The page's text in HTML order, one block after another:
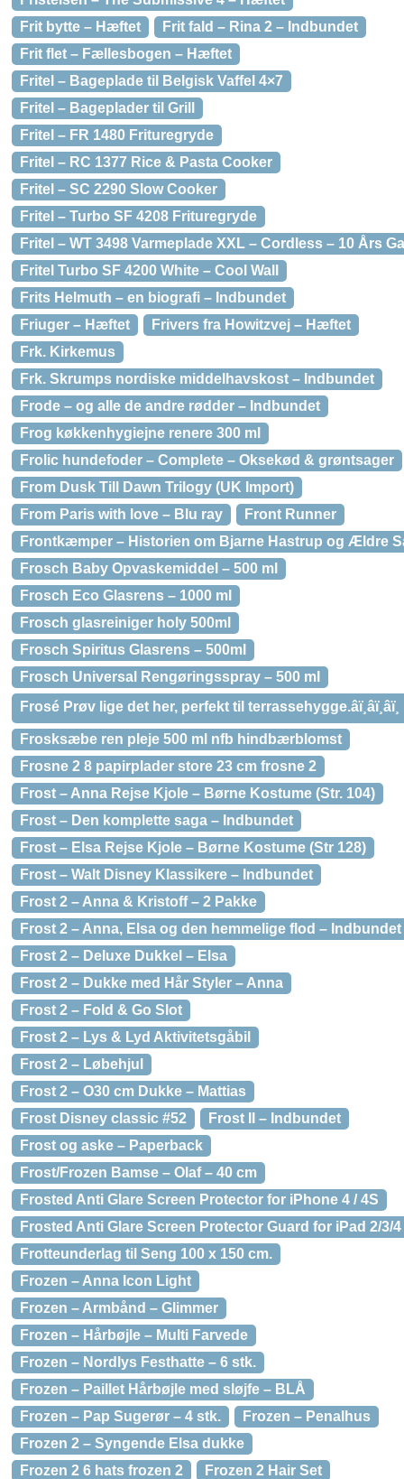
Frit bytte – Hæftet
Frit fald – Rina 2 – Indbundet
Frit flet – Fællesbogen – Hæftet
Fritel – Bageplade til Belgisk Vaffel 4×7
Fritel – Bageplader til Grill
Fritel – FR 1480 Frituregryde
Fritel – RC 1377 Rice & Pasta Cooker
Fritel – SC 2290 Slow Cooker
Fritel – Turbo SF 4208 Frituregryde
Fritel – WT 3498 Varmeplade XXL – Cordless – 10 Års
Fritel Turbo SF 4200 White – Cool Wall
Frits Helmuth – en biografi – Indbundet
Friuger – Hæftet
Frivers fra Howitzvej – Hæftet
Frk. Kirkemus
Frk. Skrumps nordiske middelhavskost – Indbundet
Frode – og alle de andre rødder – Indbundet
Frog køkkenhygiejne renere 300 ml
Frolic hundefoder – Complete – Oksekød & grøntsager
From Dusk Till Dawn Trilogy (UK Import)
From Paris with love – Blu ray
Front Runner
Frontkæmper – Historien om Bjarne Hastrup og Ældre
Frosch Baby Opvaskemiddel – 500 ml
Frosch Eco Glasrens – 1000 ml
Frosch glasreiniger holy 500ml
Frosch Spiritus Glasrens – 500ml
Frosch Universal Rengøringsspray – 500 ml
Frosé Prøv lige det her, perfekt til terrassehygge.âï¸âï¸âï¸
Frosksæbe ren pleje 500 ml nfb hindbærblomst
Frosne 2 8 papirplader store 23 cm frosne 2
Frost – Anna Rejse Kjole – Børne Kostume (Str. 104)
Frost – Den komplette saga – Indbundet
Frost – Elsa Rejse Kjole – Børne Kostume (Str 128)
Frost – Walt Disney Klassikere – Indbundet
Frost 2 – Anna & Kristoff – 2 Pakke
Frost 2 – Anna, Elsa og den hemmelige flod – Indbundet
Frost 2 – Deluxe Dukkel – Elsa
Frost 2 – Dukke med Hår Styler – Anna
Frost 2 – Fold & Go Slot
Frost 2 – Lys & Lyd Aktivitetsgåbil
Frost 2 – Løbehjul
Frost 2 – O30 cm Dukke – Mattias
Frost Disney classic #52
Frost II – Indbundet
Frost og aske – Paperback
Frost/Frozen Bamse – Olaf – 40 cm
Frosted Anti Glare Screen Protector for iPhone 4 / 4S
Frosted Anti Glare Screen Protector Guard for iPad 2/3/4
Frotteunderlag til Seng 100 x 150 cm.
Frozen – Anna Icon Light
Frozen – Armbånd – Glimmer
Frozen – Hårbøjle – Multi Farvede
Frozen – Nordlys Festhatte – 6 stk.
Frozen – Paillet Hårbøjle med sløjfe – BLÅ
Frozen – Pap Sugerør – 4 stk.
Frozen – Penalhus
Frozen 2 – Syngende Elsa dukke
Frozen 2 6 hats frozen 2
Frozen 2 Hair Set